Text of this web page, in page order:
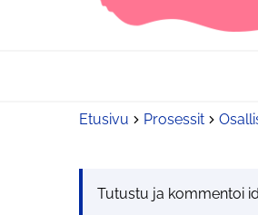
Etusivu Prosessit
Tutustu ja kommentoi